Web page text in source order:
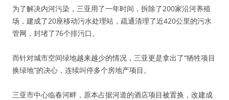
为了解决内河污染，三亚用了一年时间，拆除了200家沿河养殖
场，建成了20座移动污水处理站，疏通清理了近420公里的污水
管网，封堵了76个排污口。
而针对城市空间绿地越来越少的情况，三亚更是拿出了“牺牲项目
换绿地”的决心，连续叫停多个房地产项目。
三亚市中心临春河畔，原本占据河道的酒店项目被置换，改建成